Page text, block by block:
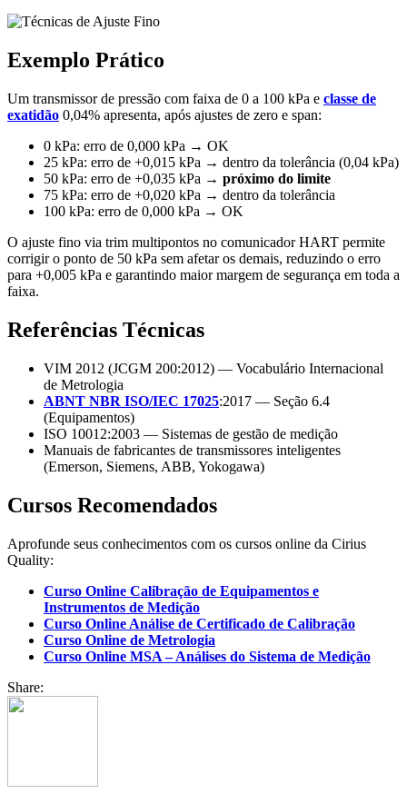
Exemplo Prático
Um transmissor de pressão com faixa de 0 a 100 kPa e classe de
exatidão 0,04% apresenta, após ajustes de zero e span:
0 kPa: erro de 0,000 kPa → OK
25 kPa: erro de +0,015 kPa → dentro da tolerância (0,04 kPa)
50 kPa: erro de +0,035 kPa → próximo do limite
75 kPa: erro de +0,020 kPa → dentro da tolerância
100 kPa: erro de 0,000 kPa → OK
O ajuste fino via trim multipontos no comunicador HART permite
corrigir o ponto de 50 kPa sem afetar os demais, reduzindo o erro
para +0,005 kPa e garantindo maior margem de segurança em toda a
faixa.
Referências Técnicas
VIM 2012 (JCGM 200:2012) — Vocabulário Internacional
de Metrologia
ABNT NBR ISO/IEC 17025:2017 — Seção 6.4
(Equipamentos)
ISO 10012:2003 — Sistemas de gestão de medição
Manuais de fabricantes de transmissores inteligentes
(Emerson, Siemens, ABB, Yokogawa)
Cursos Recomendados
Aprofunde seus conhecimentos com os cursos online da Cirius
Quality:
Curso Online Calibração de Equipamentos e
Instrumentos de Medição
Curso Online Análise de Certificado de Calibração
Curso Online de Metrologia
Curso Online MSA – Análises do Sistema de Medição
Share: